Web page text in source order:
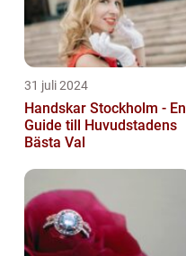
31 juli 2024
Handskar Stockholm - En
Guide till Huvudstadens
Bästa Val